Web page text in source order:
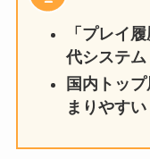
「プレイ
代システム
国内トッ
まりやすい